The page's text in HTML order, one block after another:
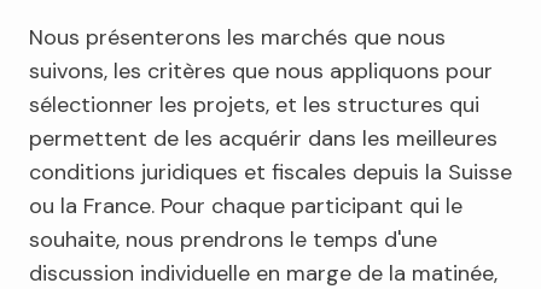
Nous présenterons les marchés que nous
suivons, les critères que nous appliquons pour
sélectionner les projets, et les structures qui
permettent de les acquérir dans les meilleures
conditions juridiques et fiscales depuis la Suisse
ou la France. Pour chaque participant qui le
souhaite, nous prendrons le temps d'une
discussion individuelle en marge de la matinée,